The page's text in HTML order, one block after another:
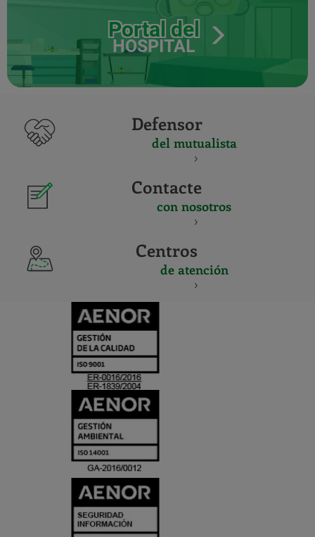
Portal del
HOSPITAL
Defensor
del mutualista
Contacte
con nosotros
Centros
de atención